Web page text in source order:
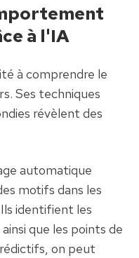
à l'IA
à comprendre le
Ses techniques
révèlent des
automatique
motifs dans les
identifient les
que les points de
on peut